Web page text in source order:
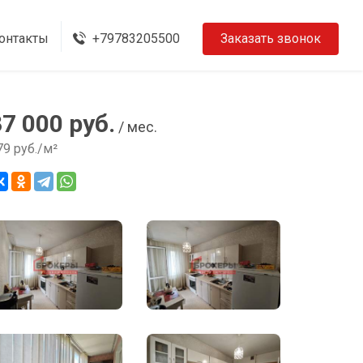
+79783205500 Заказать звонок
000 руб. / мес.
руб./м²